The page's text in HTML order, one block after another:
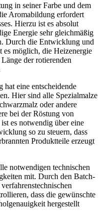
in seiner Farbe und dem
Aromabildung erfordert
Hierzu ist es absolut
Energie sehr gleichmäßig
Durch die Entwicklung und
es möglich, die Heizenergie
der rotierenden
hat eine entscheidende
Hier sind alle Spezialmalze
oder andere
bei der Röstung von
es notwendig über eine
so zu steuern, dass
Produktteile erzeugt
notwendigen technischen
mit. Durch den Batch-
dass die gewünschte
hergestellt